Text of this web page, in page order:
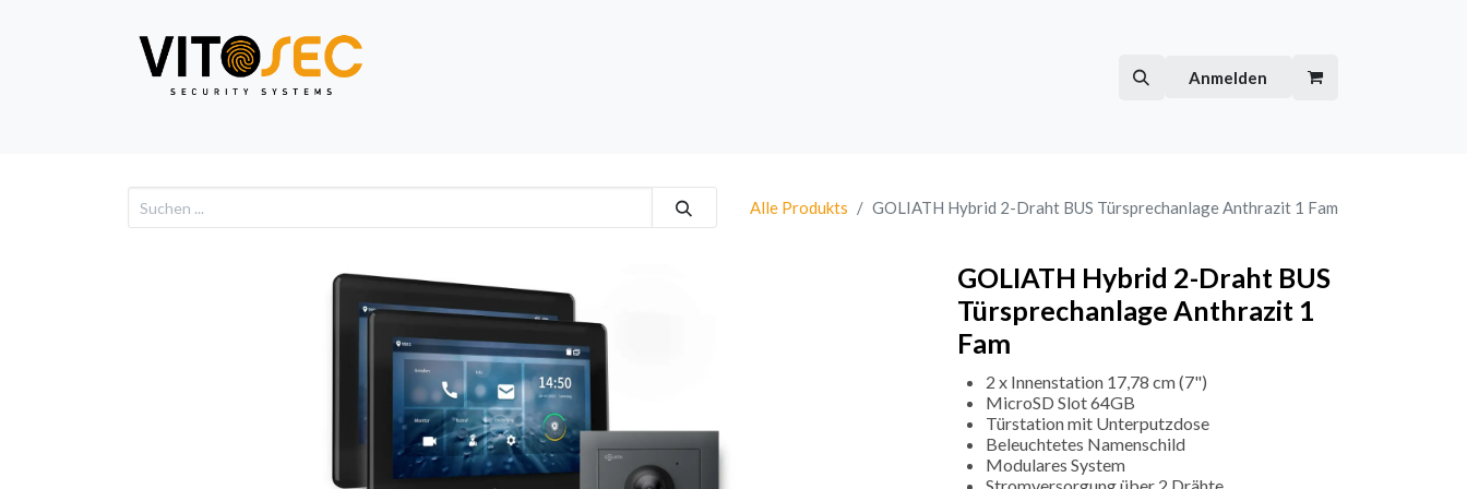
Video Alarm Anmelden
Alle Produkts GOLIATH Hybrid 2-Draht BUS Türsprechanlage Anthrazit 1 Fam
GOLIATH Hybrid 2-Draht BUS
Türsprechanlage Anthrazit 1
Fam
2 x Innenstation 17,78 cm (7")
MicroSD Slot 64GB
Türstation mit Unterputzdose
Beleuchtetes Namenschild
Modulares System